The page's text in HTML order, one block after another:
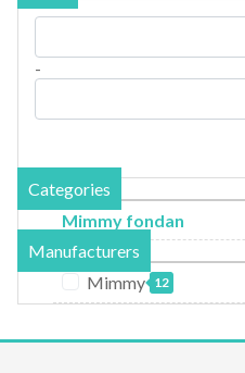
-
Categories
Mimmy fondan
Manufacturers
Mimmy 12